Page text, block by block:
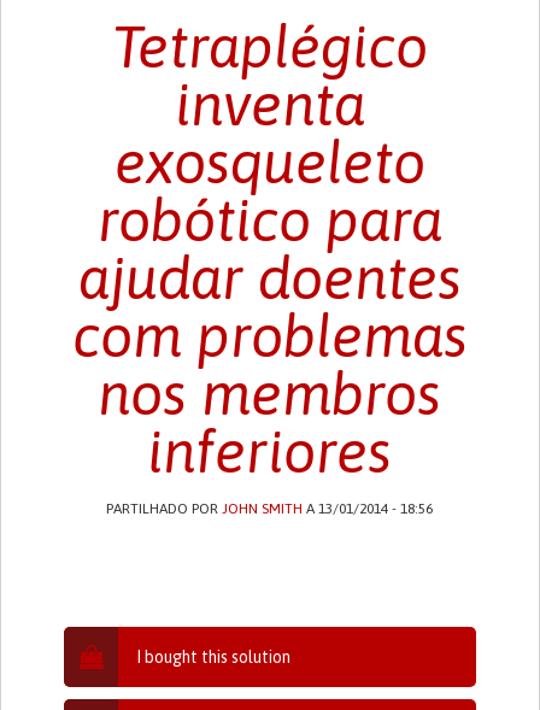
Tetraplégico
inventa
exosqueleto
robótico para
ajudar doentes
com problemas
nos membros
inferiores
PARTILHADO POR JOHN SMITH A 13/01/2014 - 18:56
I bought this solution